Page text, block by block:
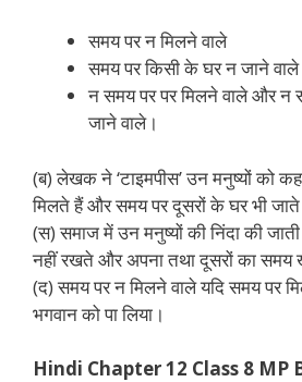
समय पर न मिलने वाले
समय पर किसी के घर न जाने
न समय पर पर मिलने वाले और न
जाने वाले।
(ब) लेखक ने ‘टाइमपीस’ उन मनुष्यों को
मिलते हैं और समय पर दूसरों के घर भी
(स) समाज में उन मनुष्यों की निंदा की
नहीं रखते और अपना तथा दूसरों का समय
(द) समय पर न मिलने वाले यदि समय पर
भगवान को पा लिया।
Hindi Chapter 12 Class 8 MP